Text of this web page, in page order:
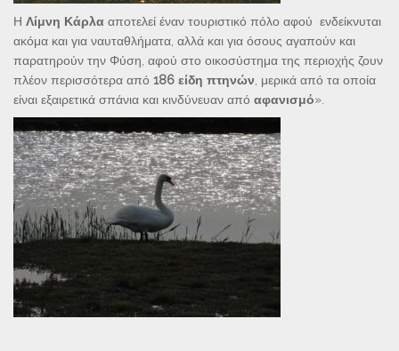
Η Λίμνη Κάρλα αποτελεί έναν τουριστικό πόλο αφού ενδείκνυται
ακόμα και για ναυταθλήματα, αλλά και για όσους αγαπούν και
παρατηρούν την Φύση, αφού στο οικοσύστημα της περιοχής ζουν
πλέον περισσότερα από 186 είδη πτηνών , μερικά από τα οποία
είναι εξαιρετικά σπάνια και κινδύνευαν από αφανισμό».